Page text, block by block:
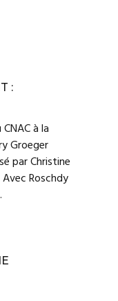
:
à la
Groeger
par Christine
Roschdy